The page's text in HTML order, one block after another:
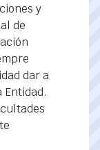
y
de
dar a
Entidad.